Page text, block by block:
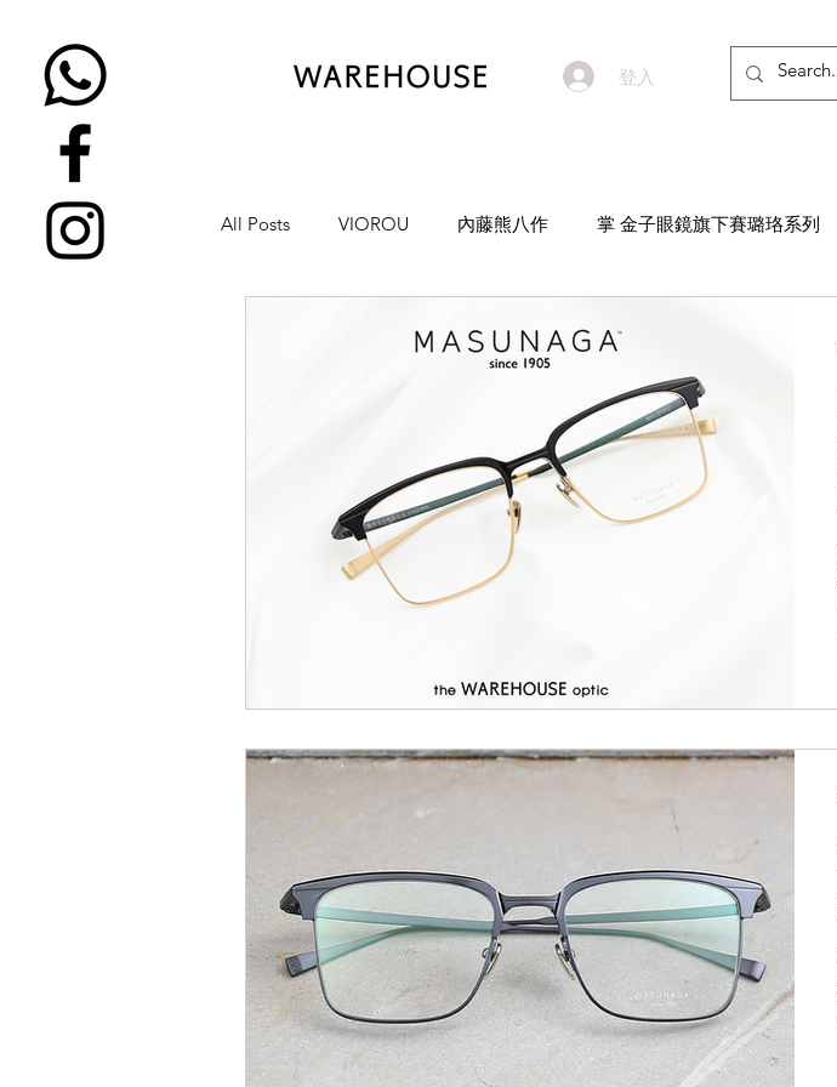
登入
All Posts VIOROU 內藤熊八作 掌 金子眼鏡旗下賽璐珞系列
KAMEMANNEN MYKITA
H-FUSION JULIUS TART OPTICAL AKIRA AND SONS
OG X OLIVER GOLDSMITH
EFFECTOR